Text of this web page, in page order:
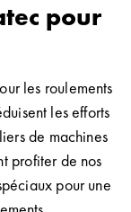
pour
les roulements
les efforts
de machines
profiter de nos
pour une